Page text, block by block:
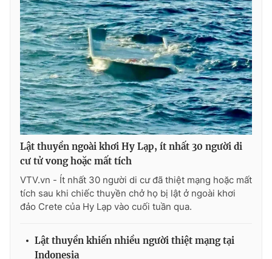
Ðiện thoại Thời báo VTV:024.66 897 897
Email:toasoan@vtv.vn
Liên hệ quảng cáo:024-7300.7108
® Cấm sao chép dưới mọi hình thức nếu không có sự chấp
thông tin từ website này.
Lật thuyền ngoài khơi Hy Lạp, ít nhất 30 người di
cư tử vong hoặc mất tích
VTV.vn - Ít nhất 30 người di cư đã thiệt mạng hoặc mất
tích sau khi chiếc thuyền chở họ bị lật ở ngoài khơi
đảo Crete của Hy Lạp vào cuối tuần qua.
Lật thuyền khiến nhiều người thiệt mạng tại
Indonesia